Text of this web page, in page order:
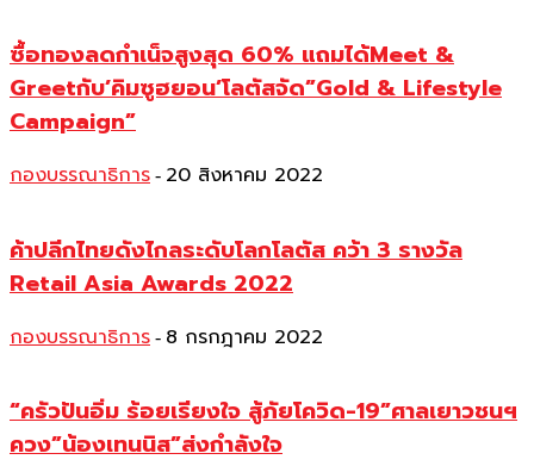
ซื้อทองลดกำเน็จสูงสุด 60% แถมได้Meet &
Greetกับ’คิมซูฮยอน’โลตัสจัด”Gold & Lifestyle
Campaign”
กองบรรณาธิการ - 20 สิงหาคม 2022
ค้าปลีกไทยดังไกลระดับโลกโลตัส คว้า 3 รางวัล
Retail Asia Awards 2022
กองบรรณาธิการ - 8 กรกฎาคม 2022
“ครัวปันอิ่ม ร้อยเรียงใจ สู้ภัยโควิด-19”ศาลเยาวชนฯ
ควง”น้องเทนนิส”ส่งกำลังใจ